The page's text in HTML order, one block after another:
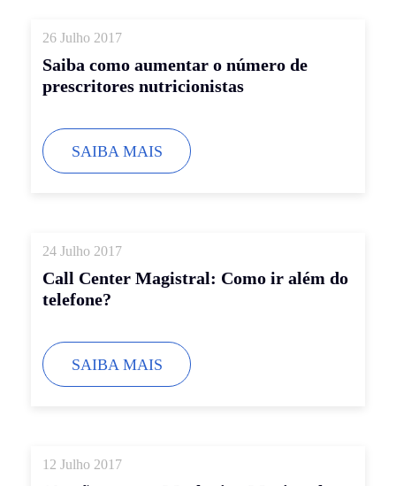
26 Julho 2017
Saiba como aumentar o número de
prescritores nutricionistas
SAIBA MAIS
24 Julho 2017
Call Center Magistral: Como ir além do
telefone?
SAIBA MAIS
12 Julho 2017